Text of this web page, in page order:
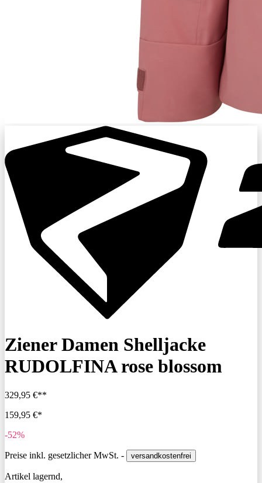
Ziener Damen Shelljacke
RUDOLFINA rose blossom
329,95 €**
159,95 €*
-52%
Preise inkl. gesetzlicher MwSt. - versandkostenfrei
Artikel lagernd,